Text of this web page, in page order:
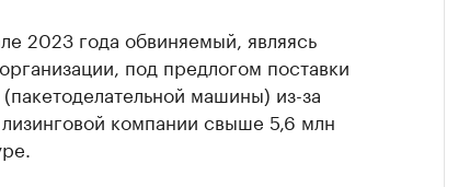
2023 года обвиняемый, являясь
под предлогом поставки
машины) из-за
компании свыше 5,6 млн